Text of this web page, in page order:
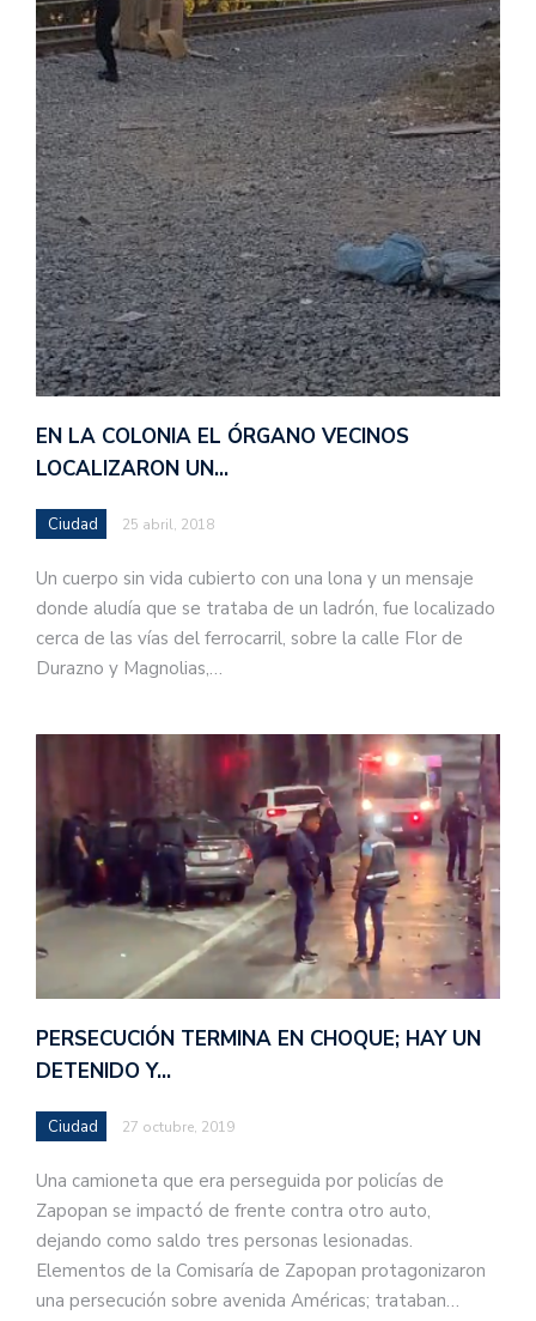
EN LA COLONIA EL ÓRGANO VECINOS
LOCALIZARON UN…
Ciudad 25 abril, 2018
Un cuerpo sin vida cubierto con una lona y un mensaje
donde aludía que se trataba de un ladrón, fue localizado
cerca de las vías del ferrocarril, sobre la calle Flor de
Durazno y Magnolias,…
PERSECUCIÓN TERMINA EN CHOQUE; HAY UN
DETENIDO Y…
Ciudad 27 octubre, 2019
Una camioneta que era perseguida por policías de
Zapopan se impactó de frente contra otro auto,
dejando como saldo tres personas lesionadas.
Elementos de la Comisaría de Zapopan protagonizaron
una persecución sobre avenida Américas; trataban…